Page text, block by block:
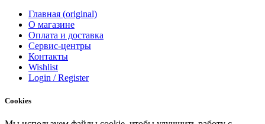
Главная (original)
О магазине
Оплата и доставка
Сервис-центры
Контакты
Wishlist
Login / Register
Cookies